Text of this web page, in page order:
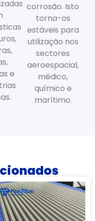
e
corrosão. Isto
torna-os
estáveis para
utilização nos
sectores
aeroespacial,
médico,
químico e
marítimo.